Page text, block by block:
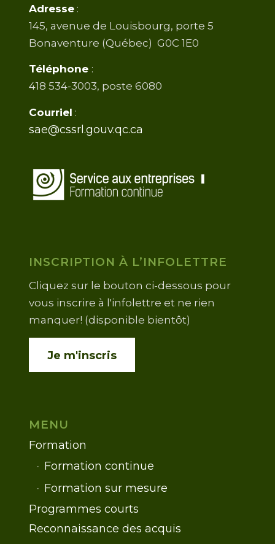
Adresse :
145, avenue de Louisbourg, porte 5
Bonaventure (Québec) G0C 1E0
Téléphone :
418 534-3003, poste 6080
Courriel :
sae@cssrl.gouv.qc.ca
INSCRIPTION À L’INFOLETTRE
Cliquez sur le bouton ci-dessous pour
vous inscrire à l'infolettre et ne rien
manquer! (disponible bientôt)
Je m'inscris
MENU
Formation
Formation continue
Formation sur mesure
Programmes courts
Reconnaissance des acquis